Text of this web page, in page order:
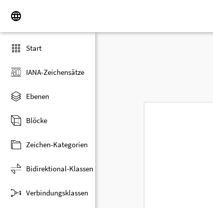
Start
IANA-Zeichensätze
Ebenen
Blöcke
Zeichen-Kategorien
Bidirektional-Klassen
Verbindungsklassen